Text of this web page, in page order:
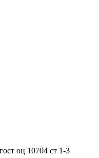
оц 10704 ст 1-3